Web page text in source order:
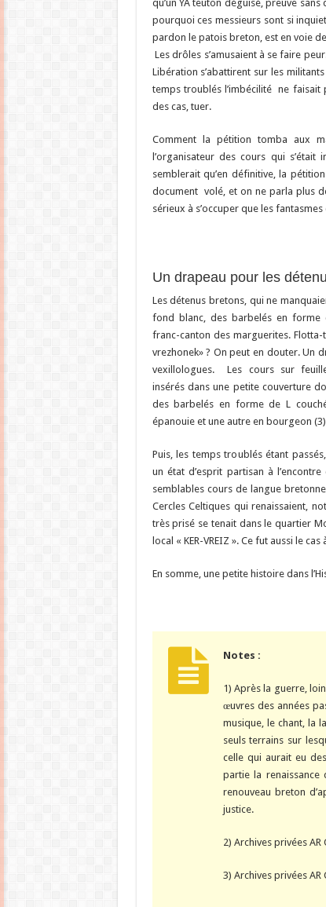
qu’un YA teuton déguisé, preuve
pourquoi ces messieurs sont si
pardon le patois breton, est en voie
Les drôles s’amusaient à se faire
Libération s’abattirent sur les
temps troublés l’imbécilité ne
des cas, tuer.
Comment la pétition tomba aux
l’organisateur des cours qui
semblerait qu’en définitive, la
document volé, et on ne parla plus
sérieux à s’occuper que les
Un drapeau pour les
Les détenus bretons, qui ne
fond blanc, des barbelés en
franc-canton des marguerites.
vrezhonek» ? On peut en douter. Un
vexillologues. Les cours sur
insérés dans une petite couverture
des barbelés en forme de L
épanouie et une autre en bourgeon
Puis, les temps troublés étant
un état d’esprit partisan à
semblables cours de langue
Cercles Celtiques qui renaissaient,
très prisé se tenait dans le quartier
local « KER-VREIZ ». Ce fut aussi le
En somme, une petite histoire dans
Notes :
1) Après la guerre,
œuvres des années
musique, le chant, la
seuls terrains sur
celle qui aurait eu
partie la renaissance
renouveau breton
justice.
2) Archives privées AR
3) Archives privées AR